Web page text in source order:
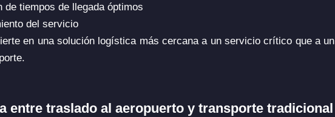
de tiempos de llegada óptimos
del servicio
en una solución logística más cercana a un servicio crítico que a un
entre traslado al aeropuerto y transporte tradicional